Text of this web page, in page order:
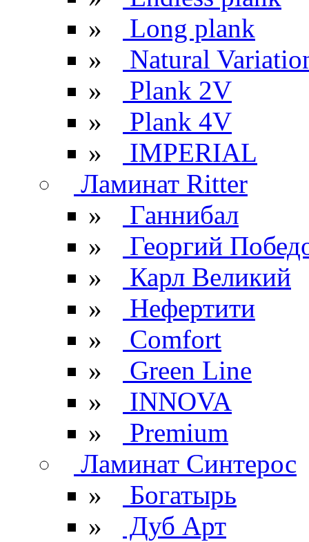
»
Long plank
»
Natural
»
Plank 2V
»
Plank 4V
»
IMPERIAL
Ламинат Ritter
»
Ганнибал
»
Георгий
»
Карл Великий
»
Нефертити
»
Comfort
»
Green Line
»
INNOVA
»
Premium
Ламинат Синтерос
»
Богатырь
»
Дуб Арт